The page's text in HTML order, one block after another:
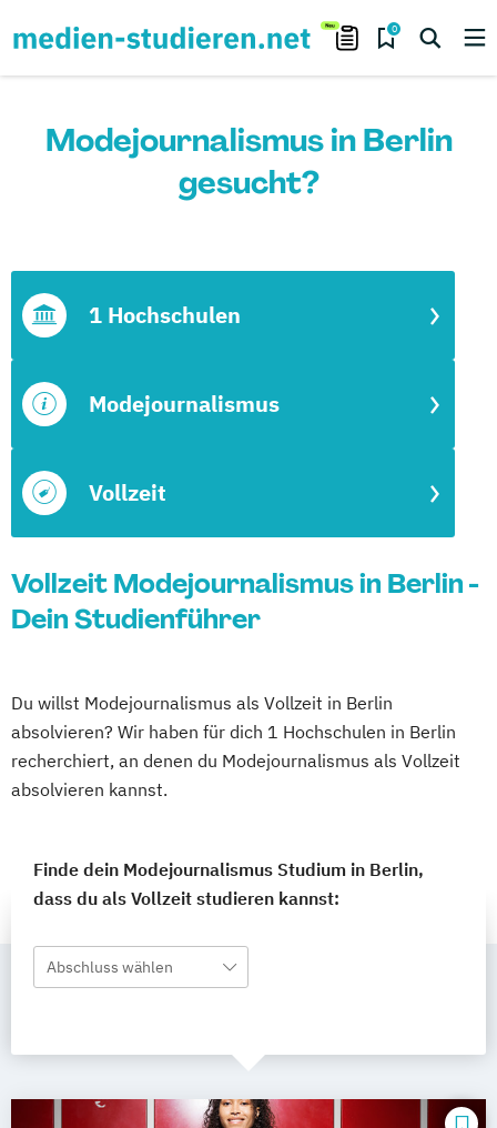
0
Modejournalismus in Berlin
gesucht?
Vollzeit
Modejournalismus
1 Hochschulen
Vollzeit Modejournalismus in Berlin -
Dein Studienführer
Du willst Modejournalismus als Vollzeit in Berlin
absolvieren? Wir haben für dich 1 Hochschulen in Berlin
recherchiert, an denen du Modejournalismus als Vollzeit
absolvieren kannst.
Finde dein Modejournalismus Studium in Berlin,
dass du als Vollzeit studieren kannst:
Abschluss wählen